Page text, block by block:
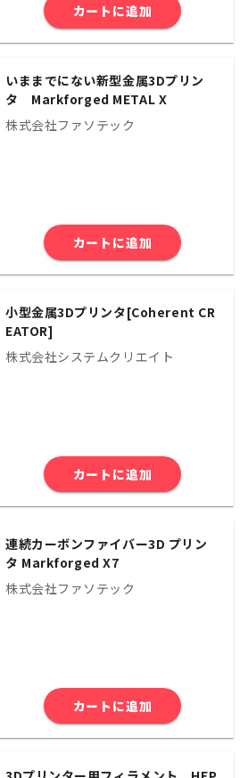
カートに追加
いままでにない新型金属3Dプリン
タ Markforged METAL X
株式会社ファソテック
カートに追加
小型金属3Dプリンタ[Coherent CR
EATOR]
株式会社システムクリエイト
カートに追加
連続カーボンファイバー3D プリン
タ Markforged X7
株式会社ファソテック
カートに追加